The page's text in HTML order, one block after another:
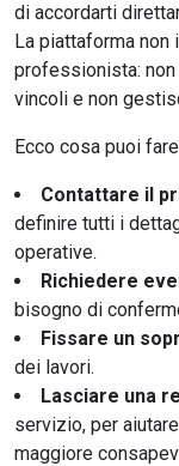
di accordarti
La piattaforma
professionista:
vincoli e non
Ecco cosa puoi
Contattare il
definire tutti i
operative.
Richiedere
bisogno di
Fissare un
dei lavori.
Lasciare una
servizio, per
maggiore